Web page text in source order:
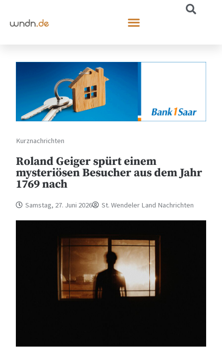
Kurznachrichten
Roland Geiger spürt einem
mysteriösen Besucher aus dem Jahr
1769 nach
Samstag, 27. Juni 2026 St. Wendeler Land Nachrichten